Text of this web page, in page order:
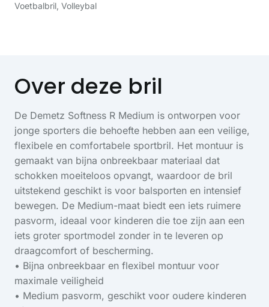
Voetbalbril, Volleybal
Over deze bril
De Demetz Softness R Medium is ontworpen voor
jonge sporters die behoefte hebben aan een veilige,
flexibele en comfortabele sportbril. Het montuur is
gemaakt van bijna onbreekbaar materiaal dat
schokken moeiteloos opvangt, waardoor de bril
uitstekend geschikt is voor balsporten en intensief
bewegen. De Medium-maat biedt een iets ruimere
pasvorm, ideaal voor kinderen die toe zijn aan een
iets groter sportmodel zonder in te leveren op
draagcomfort of bescherming.
• Bijna onbreekbaar en flexibel montuur voor
maximale veiligheid
• Medium pasvorm, geschikt voor oudere kinderen